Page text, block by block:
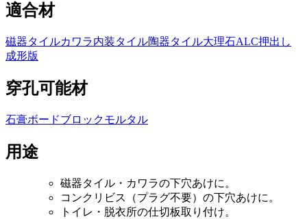
適合材
磁器タイルカワラ内装タイル陶器タイル大理石ALC押出し
成形版
穿孔可能材
石膏ボードブロックモルタル
用途
磁器タイル・カワラの下穴あけに。
コンクリビス（プラグ不要）の下穴あけに。
トイレ・脱衣所の仕切板取り付け。